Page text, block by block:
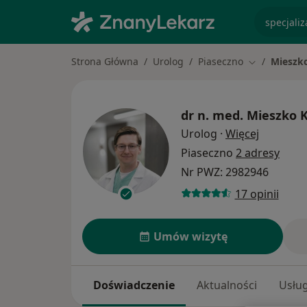
Strona Główna Urolog Piaseczno Zmień
dr n. med. Mieszko
Urolog · Więcej
Piaseczno 2 adresy
Nr PWZ: 2982946
17 opinii
Umów wizytę
Doświadczenie Aktualności